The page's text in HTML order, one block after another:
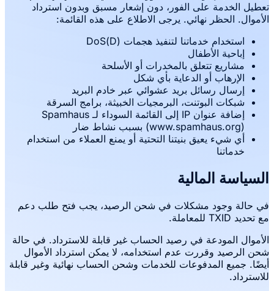
تعطيل الخدمة على الفور، دون إشعار مسبق وبدون استرداد
الأموال. الحظر نهائي. يرجى الاطلاع على هذه القائمة:
استخدام خدماتنا لتنفيذ هجمات (D)DoS
إباحية الأطفال
مشاريع تتعلق بالمخدرات أو الأسلحة
الإرهاب أو الدعاية بأي شكل
إرسال رسائل بريد عشوائي عبر خادم البريد
شبكات البوتنت، البرمجيات الخبيثة، برامج السرقة
إضافة عنوان IP إلى القائمة السوداء لـ Spamhaus
(www.spamhaus.org) بسبب نشاط ضار
أي شيء يعيق بنيتنا التحتية أو يمنع العملاء من استخدام
خدماتنا
السياسة المالية
في حالة وجود مشكلات في شحن الرصيد، يجب فتح طلب دعم
مع تحديد TXID للمعاملة.
الأموال المودعة في رصيد الحساب غير قابلة للاسترداد. في حالة
شحن الرصيد وقررت عدم استخدامه، لا يمكن استرداد الأموال
أيضًا. جميع المدفوعات للخدمات وشحن الحساب نهائية وغير قابلة
للاسترداد.